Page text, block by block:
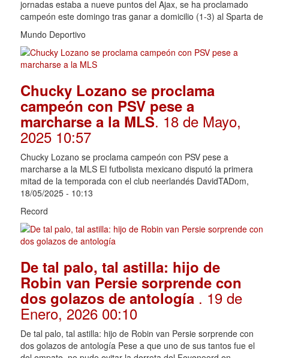
jornadas estaba a nueve puntos del Ajax, se ha proclamado
campeón este domingo tras ganar a domicilio (1-3) al Sparta de
Mundo Deportivo
Chucky Lozano se proclama
campeón con PSV pese a
marcharse a la MLS. 18 de Mayo,
2025 10:57
Chucky Lozano se proclama campeón con PSV pese a
marcharse a la MLS El futbolista mexicano disputó la primera
mitad de la temporada con el club neerlandés DavidTADom,
18/05/2025 - 10:13
Record
De tal palo, tal astilla: hijo de
Robin van Persie sorprende con
dos golazos de antología . 19 de
Enero, 2026 00:10
De tal palo, tal astilla: hijo de Robin van Persie sorprende con
dos golazos de antología Pese a que uno de sus tantos fue el